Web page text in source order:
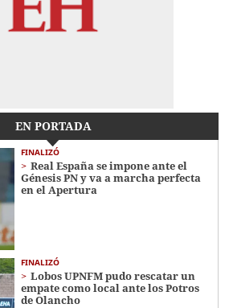
EN PORTADA
FINALIZÓ
Real España se impone ante el
Génesis PN y va a marcha perfecta
en el Apertura
FINALIZÓ
Lobos UPNFM pudo rescatar un
empate como local ante los Potros
de Olancho